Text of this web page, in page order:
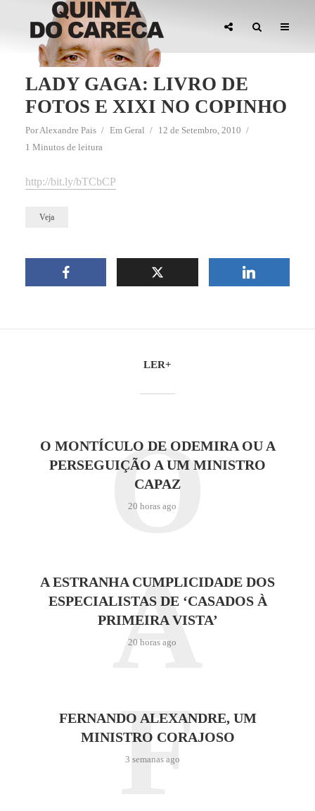
LADY GAGA: LIVRO DE
FOTOS E XIXI NO COPINHO
PorAlexandre Pais Em Geral
12 de Setembro, 2010
1 Minutos de leitura
http://bit.ly/bTCbCP
Veja
LER+
O MONTÍCULO DE ODEMIRA OU A
PERSEGUIÇÃO A UM MINISTRO
CAPAZ
20 horas ago
O
A ESTRANHA CUMPLICIDADE DOS
ESPECIALISTAS DE ‘CASADOS À
PRIMEIRA VISTA’
20 horas ago
A
FERNANDO ALEXANDRE, UM
MINISTRO CORAJOSO
3 semanas ago
F